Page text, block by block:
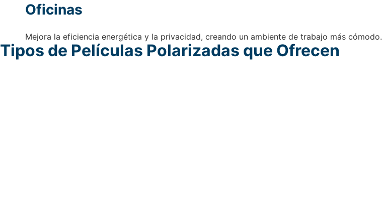
Oficinas
Mejora la eficiencia energética y la privacidad, creando un ambiente de trabajo más cómodo.
Tipos de Películas Polarizadas que Ofrecen